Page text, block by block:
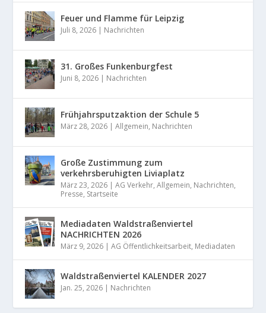
Feuer und Flamme für Leipzig
Juli 8, 2026 | Nachrichten
31. Großes Funkenburgfest
Juni 8, 2026 | Nachrichten
Frühjahrsputzaktion der Schule 5
März 28, 2026 |Allgemein, Nachrichten
Große Zustimmung zum
verkehrsberuhigten Liviaplatz
März 23, 2026 |AG Verkehr,Allgemein, Nachrichten,
Presse, Startseite
Mediadaten Waldstraßenviertel
NACHRICHTEN 2026
März 9, 2026 |AG Öffentlichkeitsarbeit, Mediadaten
Waldstraßenviertel KALENDER 2027
Jan. 25, 2026 | Nachrichten